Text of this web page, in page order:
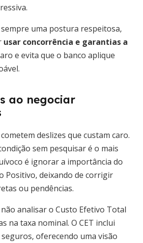
uma postura respeitosa,
usar concorrência e garantias a
e evita que o banco aplique
ao negociar
deslizes que custam caro.
sem pesquisar é o mais
é ignorar a importância do
Positivo, deixando de corrigir
ou pendências.
analisar o Custo Efetivo Total
na taxa nominal. O CET inclui
oferecendo uma visão